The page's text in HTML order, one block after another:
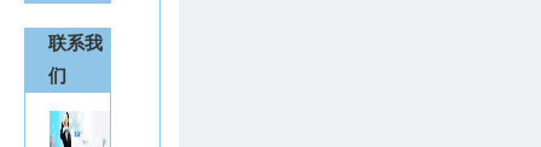
联系我
们